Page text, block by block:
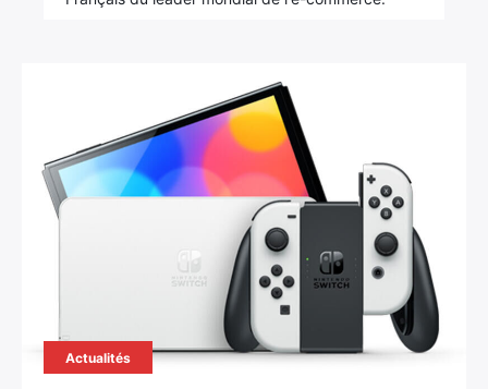
Actualités